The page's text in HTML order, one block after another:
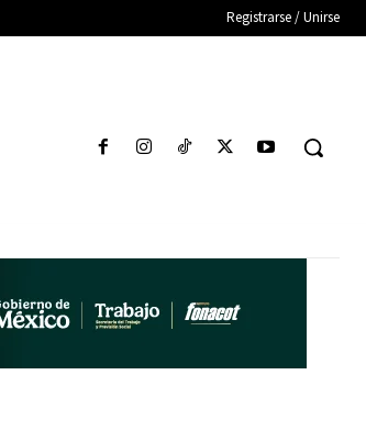
Registrarse / Unirse